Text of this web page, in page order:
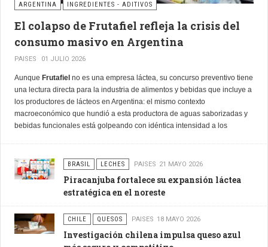
ARGENTINA INGREDIENTES - ADITIVOS
El colapso de Frutafiel refleja la crisis del
consumo masivo en Argentina
PAISES 01 JULIO 2026
Aunque Frutafiel no es una empresa láctea, su concurso preventivo tiene
una lectura directa para la industria de alimentos y bebidas que incluye a
los productores de lácteos en Argentina: el mismo contexto
macroeconómico que hundió a esta productora de aguas saborizadas y
bebidas funcionales está golpeando con idéntica intensidad a los
BRASIL LECHES PAISES 21 MAYO 2026
Piracanjuba fortalece su expansión láctea
estratégica en el noreste
CHILE QUESOS PAISES 18 MAYO 2026
Investigación chilena impulsa queso azul